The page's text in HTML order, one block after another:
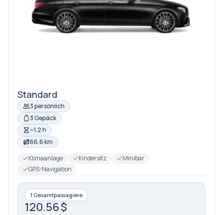
Standard
3 persönlich
3 Gepäck
~1.2 h
66.6 km
Klimaanlage
Kindersitz
Minibar
GPS-Navigation
1 Gesamtpassagiere
120.56 $